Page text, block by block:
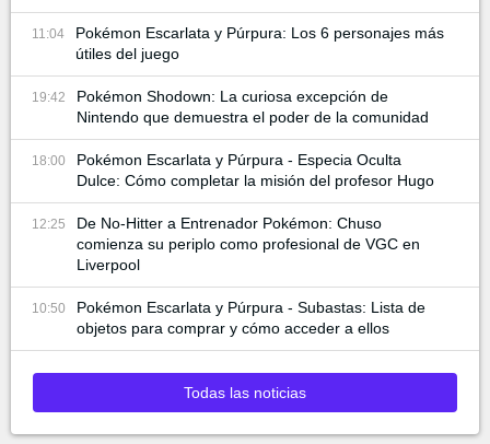
11:04
Pokémon Escarlata y Púrpura: Los 6 personajes más
útiles del juego
19:42
Pokémon Shodown: La curiosa excepción de
Nintendo que demuestra el poder de la comunidad
18:00
Pokémon Escarlata y Púrpura - Especia Oculta
Dulce: Cómo completar la misión del profesor Hugo
12:25
De No-Hitter a Entrenador Pokémon: Chuso
comienza su periplo como profesional de VGC en
Liverpool
10:50
Pokémon Escarlata y Púrpura - Subastas: Lista de
objetos para comprar y cómo acceder a ellos
Todas las noticias